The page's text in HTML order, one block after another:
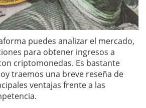
puedes analizar el mercado,
para obtener ingresos a
criptomonedas. Es bastante
traemos una breve reseña de
ventajas frente a las